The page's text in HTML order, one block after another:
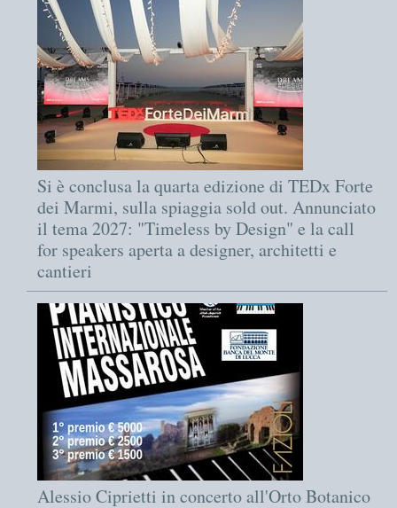
Si è conclusa la quarta edizione di TEDx Forte
dei Marmi, sulla spiaggia sold out. Annunciato
il tema 2027: "Timeless by Design" e la call
for speakers aperta a designer, architetti e
cantieri
Alessio Ciprietti in concerto all'Orto Botanico